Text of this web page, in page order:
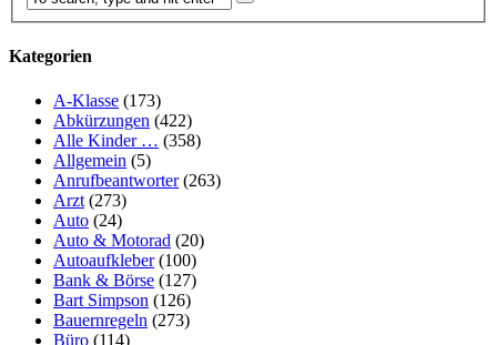
Kategorien
A-Klasse (173)
Abkürzungen (422)
Alle Kinder … (358)
Allgemein (5)
Anrufbeantworter(263)
Arzt (273)
Auto (24)
Auto & Motorad (20)
Autoaufkleber(100)
Bank & Börse (127)
Bart Simpson (126)
Bauernregeln (273)
Büro (114)